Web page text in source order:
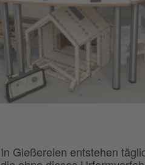
In Gießereien entstehen